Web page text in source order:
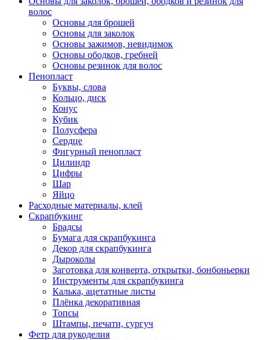
волос
Основы для брошей
Основы для заколок
Основы зажимов, невидимок
Основы ободков, гребней
Основы резинок для волос
Пенопласт
Буквы, слова
Кольцо, диск
Конус
Кубик
Полусфера
Сердце
Фигурный пенопласт
Цилиндр
Цифры
Шар
Яйцо
Расходные материалы, клей
Скрапбукинг
Брадсы
Бумага для скрапбукинга
Декор для скрапбукинга
Дыроколы
Заготовка для конверта, открытки, бонбоньерки
Инструменты для скрапбукинга
Калька, ацетатные листы
Плёнка декоративная
Топсы
Штампы, печати, сургуч
Фетр для рукоделия